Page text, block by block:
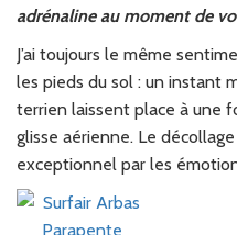
adrénaline au moment de
J’ai toujours le même
les pieds du sol : un instant
terrien laissent place à une
glisse aérienne. Le
exceptionnel par les